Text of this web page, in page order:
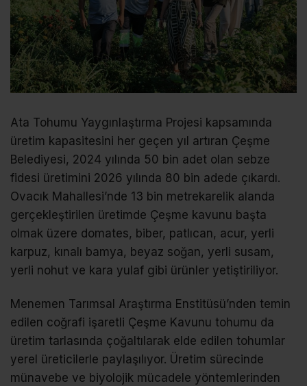
Ata Tohumu Yaygınlaştırma Projesi kapsamında
üretim kapasitesini her geçen yıl artıran Çeşme
Belediyesi, 2024 yılında 50 bin adet olan sebze
fidesi üretimini 2026 yılında 80 bin adede çıkardı.
Ovacık Mahallesi’nde 13 bin metrekarelik alanda
gerçekleştirilen üretimde Çeşme kavunu başta
olmak üzere domates, biber, patlıcan, acur, yerli
karpuz, kınalı bamya, beyaz soğan, yerli susam,
yerli nohut ve kara yulaf gibi ürünler yetiştiriliyor.
Menemen Tarımsal Araştırma Enstitüsü’nden temin
edilen coğrafi işaretli Çeşme Kavunu tohumu da
üretim tarlasında çoğaltılarak elde edilen tohumlar
yerel üreticilerle paylaşılıyor. Üretim sürecinde
münavebe ve biyolojik mücadele yöntemlerinden